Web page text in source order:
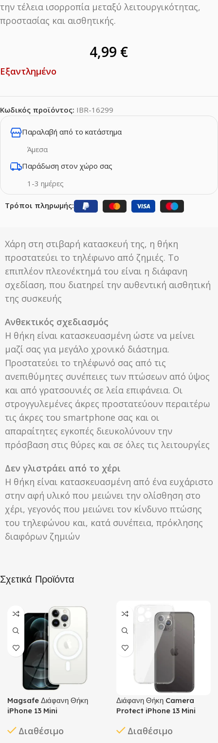
την τέλεια ισορροπία μεταξύ λειτουργικότητας,
προστασίας και αισθητικής.
4,99 €
Εξαντλημένο
Κωδικός προϊόντος: IBR-16299
Παραλαβή από το κατάστημα
Άμεσα
Παράδωση στον χώρο σας
1-3 ημέρες
Τρόποι πληρωμής:
Χάρη στη στιβαρή κατασκευή της, η θήκη
προστατεύει το τηλέφωνο από ζημιές. Το
επιπλέον πλεονέκτημά του είναι η διάφανη
σχεδίαση, που διατηρεί την αυθεντική αισθητική
της συσκευής
Ανθεκτικός σχεδιασμός
Η θήκη είναι κατασκευασμένη ώστε να μείνει
μαζί σας για μεγάλο χρονικό διάστημα.
Προστατεύει το τηλέφωνό σας από τις
ανεπιθύμητες συνέπειες των πτώσεων από ύψος
και από γρατσουνιές σε λεία επιφάνεια. Οι
στρογγυλεμένες άκρες προστατεύουν περαιτέρω
τις άκρες του smartphone σας και οι
απαραίτητες εγκοπές διευκολύνουν την
πρόσβαση στις θύρες και σε όλες τις λειτουργίες
Δεν γλιστράει από το χέρι
Η θήκη είναι κατασκευασμένη από ένα ευχάριστο
στην αφή υλικό που μειώνει την ολίσθηση στο
χέρι, γεγονός που μειώνει τον κίνδυνο πτώσης
του τηλεφώνου και, κατά συνέπεια, πρόκλησης
διαφόρων ζημιών
Σχετικά Προϊόντα
Magsafe Διάφανη Θήκη
iPhone 13 Mini
Διαθέσιμο
Διάφανη Θήκη Camera
Protect iPhone 13 Mini
Διαθέσιμο